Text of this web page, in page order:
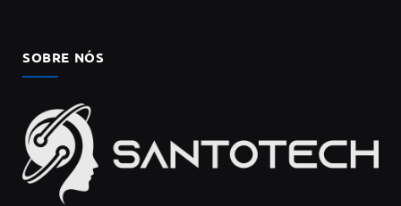
SOBRE NÓS